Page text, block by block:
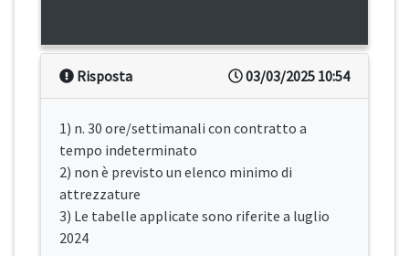
03/03/2025 10:54
Risposta
1) n. 30 ore/settimanali con contratto a
tempo indeterminato
2) non è previsto un elenco minimo di
attrezzature
3) Le tabelle applicate sono riferite a luglio
2024